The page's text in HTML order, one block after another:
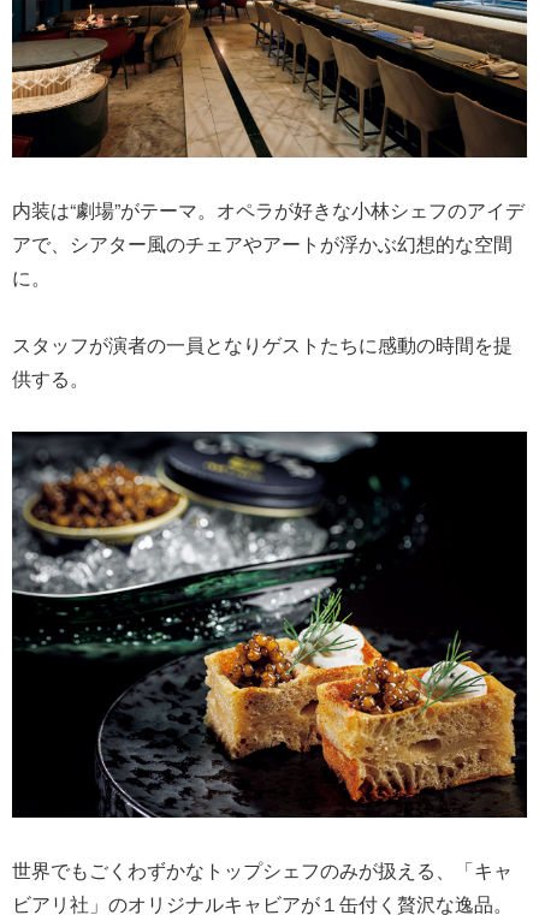
内装は“劇場”がテーマ。オペラが好きな小林シェフのアイデ
アで、シアター風のチェアやアートが浮かぶ幻想的な空間
に。
スタッフが演者の一員となりゲストたちに感動の時間を提
供する。
世界でもごくわずかなトップシェフのみが扱える、「キャ
ビアリ社」のオリジナルキャビアが１缶付く贅沢な逸品。